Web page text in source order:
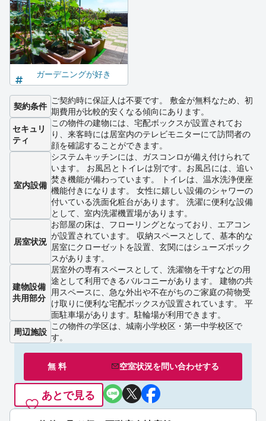
ガーデニングが好き
契約条件
ご契約時に保証人は不要です。 敷金が無料なため、初
期費用が比較的安くなる傾向にあります。
セキュリ
ティ
この物件の建物には、宅配ボックスが設置されてお
り、来客時には居室内のテレビモニターにて訪問者の
顔を確認することができます。
室内設備
システムキッチンには、ガスコンロが備え付けられて
います。 お風呂とトイレは別です。お風呂には、追い
焚き機能が備わっています。 トイレは、温水洗浄便座
機能付きになります。 女性に嬉しい設備のシャワーの
付いている洗面化粧台があります。 洗濯に便利な設備
として、室内洗濯機置場があります。
居室状況
お部屋の床は、フローリングとなっており、エアコン
が設置されています。 収納スペースとして、基本的な
居室にクローゼットを設置、玄関にはシューズボック
スがあります。
建物設備
共用部分
居室外の専有スペースとして、洗濯物を干すなどの用
途として利用できるバルコニーがあります。 建物の共
用スペースに、急な外出や不在がちのご家庭の荷物受
け取りに便利な宅配ボックスが設置されています。 平
面駐車場があります。駐輪場が利用できます。
周辺施設
この物件の学区は、城南小学校区・第一中学校区で
す。
無 料 空室状況を問い合わせする
あとで見る